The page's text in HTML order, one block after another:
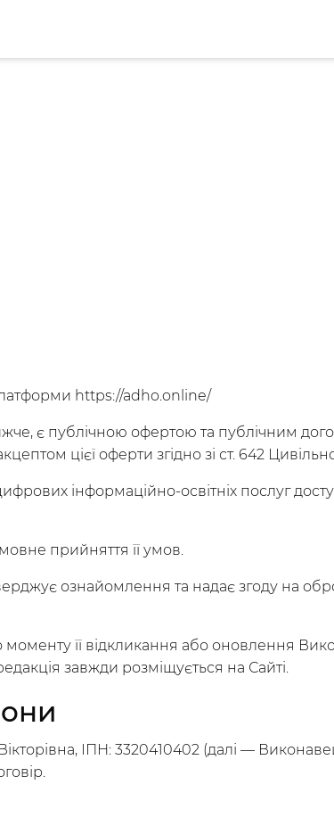
https://adho.online/
є публічною офертою та публічним
цієї оферти згідно зі ст. 642
інформаційно-освітніх послуг
прийняття її умов.
ознайомлення та надає згоду на
моменту її відкликання або оновлення
завжди розміщується на Сайті.
ІПН: 3320410402 (далі —